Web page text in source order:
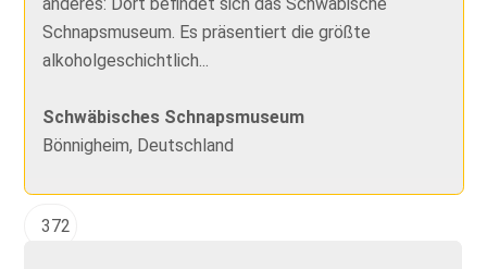
Schnapsmuseum. Es präsentiert die größte
alkoholgeschichtlich...
Schwäbisches Schnapsmuseum
Bönnigheim, Deutschland
372